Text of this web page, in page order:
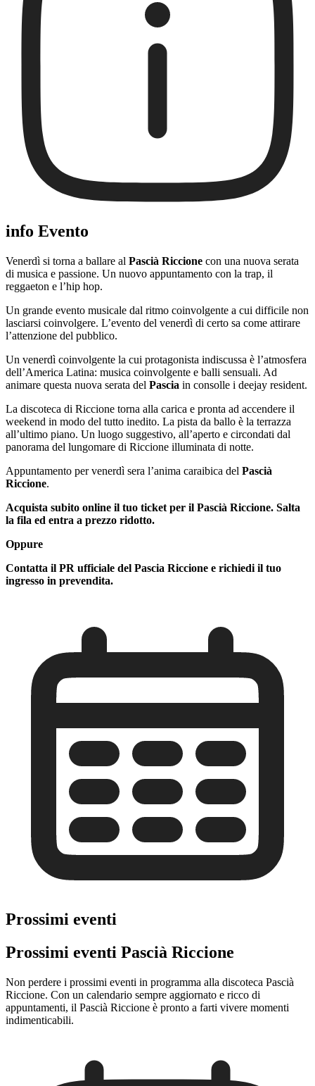
info Evento
Venerdì si torna a ballare al Pascià Riccione con una nuova serata
di musica e passione. Un nuovo appuntamento con la trap, il
reggaeton e l’hip hop.
Un grande evento musicale dal ritmo coinvolgente a cui difficile non
lasciarsi coinvolgere. L’evento del venerdì di certo sa come attirare
l’attenzione del pubblico.
Un venerdì coinvolgente la cui protagonista indiscussa è l’atmosfera
dell’America Latina: musica coinvolgente e balli sensuali. Ad
animare questa nuova serata del Pascia in consolle i deejay resident.
La discoteca di Riccione torna alla carica e pronta ad accendere il
weekend in modo del tutto inedito. La pista da ballo è la terrazza
all’ultimo piano. Un luogo suggestivo, all’aperto e circondati dal
panorama del lungomare di Riccione illuminata di notte.
Appuntamento per venerdì sera l’anima caraibica del Pascià
Riccione.
Acquista subito online il tuo ticket per il Pascià Riccione. Salta
la fila ed entra a prezzo ridotto.
Oppure
Contatta il PR ufficiale del Pascia Riccione e richiedi il tuo
ingresso in prevendita.
Prossimi eventi
Prossimi eventi Pascià Riccione
Non perdere i prossimi eventi in programma alla discoteca Pascià
Riccione. Con un calendario sempre aggiornato e ricco di
appuntamenti, il Pascià Riccione è pronto a farti vivere momenti
indimenticabili.